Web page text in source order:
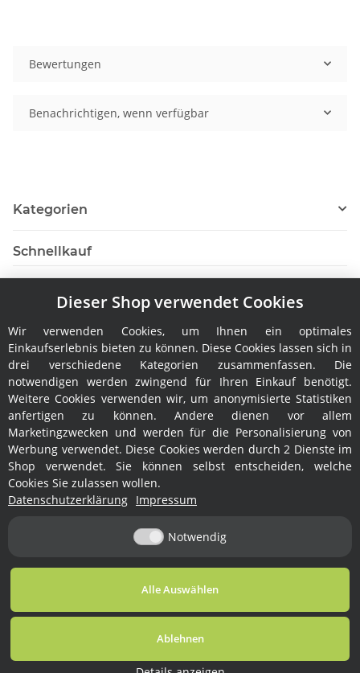
Bewertungen
Benachrichtigen, wenn verfügbar
Kategorien
Schnellkauf
Hersteller
Rechtliches
* Alle Preise inkl. gesetzlicher USt., zzgl.Versand
Dieser Shop verwendet Cookies
Wir verwenden Cookies, um Ihnen ein optimales
Einkaufserlebnis bieten zu können. Diese Cookies lassen sich in
drei verschiedene Kategorien zusammenfassen. Die
notwendigen werden zwingend für Ihren Einkauf benötigt.
Weitere Cookies verwenden wir, um anonymisierte Statistiken
anfertigen zu können. Andere dienen vor allem
Marketingzwecken und werden für die Personalisierung von
Werbung verwendet. Diese Cookies werden durch 2 Dienste im
Shop verwendet. Sie können selbst entscheiden, welche
Cookies Sie zulassen wollen.
Datenschutzerklärung Impressum
Notwendig
Alle Auswählen
Ablehnen